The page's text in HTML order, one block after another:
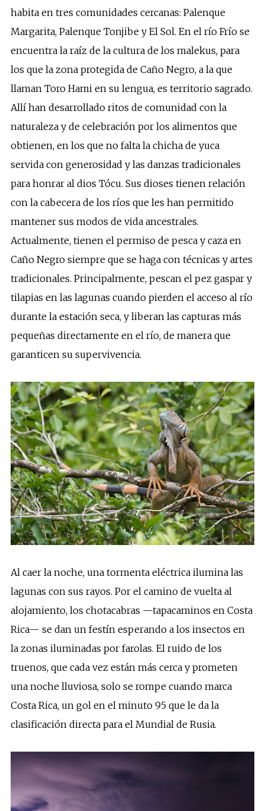
habita en tres comunidades cercanas: Palenque
Margarita, Palenque Tonjibe y El Sol. En el río Frío se
encuentra la raíz de la cultura de los malekus, para
los que la zona protegida de Caño Negro, a la que
llaman Toro Hami en su lengua, es territorio sagrado.
Allí han desarrollado ritos de comunidad con la
naturaleza y de celebración por los alimentos que
obtienen, en los que no falta la chicha de yuca
servida con generosidad y las danzas tradicionales
para honrar al dios Tócu. Sus dioses tienen relación
con la cabecera de los ríos que les han permitido
mantener sus modos de vida ancestrales.
Actualmente, tienen el permiso de pesca y caza en
Caño Negro siempre que se haga con técnicas y artes
tradicionales. Principalmente, pescan el pez gaspar y
tilapias en las lagunas cuando pierden el acceso al río
durante la estación seca, y liberan las capturas más
pequeñas directamente en el río, de manera que
garanticen su supervivencia.
Al caer la noche, una tormenta eléctrica ilumina las
lagunas con sus rayos. Por el camino de vuelta al
alojamiento, los chotacabras —tapacaminos en Costa
Rica— se dan un festín esperando a los insectos en
la zonas iluminadas por farolas. El ruido de los
truenos, que cada vez están más cerca y prometen
una noche lluviosa, solo se rompe cuando marca
Costa Rica, un gol en el minuto 95 que le da la
clasificación directa para el Mundial de Rusia.